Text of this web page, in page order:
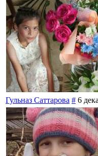
Гульназ Саттарова # 6